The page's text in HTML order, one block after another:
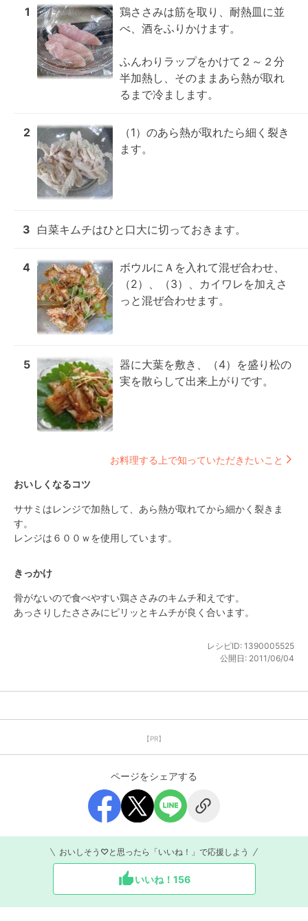
1
鶏ささみは筋を取り、耐熱皿に並
べ、酒をふりかけます。
ふんわりラップをかけて２～２分
半加熱し、そのままあら熱が取れ
るまで冷まします。
2
（1）のあら熱が取れたら細く裂き
ます。
3 白菜キムチはひと口大に切っておきます。
4
ボウルにＡを入れて混ぜ合わせ、
（2）、（3）、カイワレを加えさ
っと混ぜ合わせます。
5
器に大葉を敷き、（4）を盛り松の
実を散らして出来上がりです。
お料理する上で知っていただきたいこと
おいしくなるコツ
ササミはレンジで加熱して、あら熱が取れてから細かく裂きま
す。
レンジは６００ｗを使用しています。
きっかけ
骨がないので食べやすい鶏ささみのキムチ和えです。
あっさりしたささみにピリッとキムチが良く合います。
レシピID: 1390005525
公開日: 2011/06/04
【PR】
ページをシェアする
おいしそう♡と思ったら「いいね！」で応援しよう
いいね！ 156